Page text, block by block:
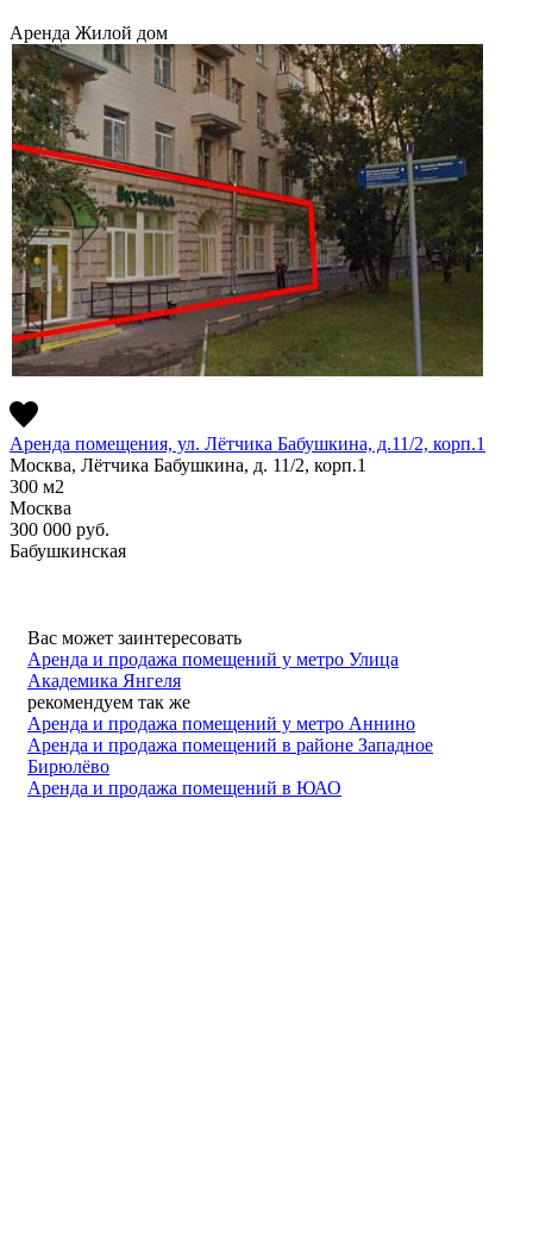
Аренда Жилой дом
Аренда помещения, ул. Лётчика Бабушкина, д.11/2, корп.1
Москва, Лётчика Бабушкина, д. 11/2, корп.1
300 м2
Москва
300 000 руб.
Бабушкинская
Вас может заинтересовать
Аренда и продажа помещений у метро Улица
Академика Янгеля
рекомендуем так же
Аренда и продажа помещений у метро Аннино
Аренда и продажа помещений в районе Западное
Бирюлёво
Аренда и продажа помещений в ЮАО